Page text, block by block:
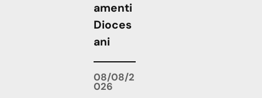
amenti
Dioces
ani
08/08/2
026